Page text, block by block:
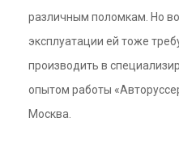
различным поломкам. Но
эксплуатации ей тоже
производить в
опытом работы
Москва.